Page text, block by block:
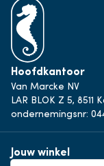
Hoofdkantoor
Van Marcke NV
LAR BLOK Z 5, 8511
ondernemingsnr:
Jouw winkel